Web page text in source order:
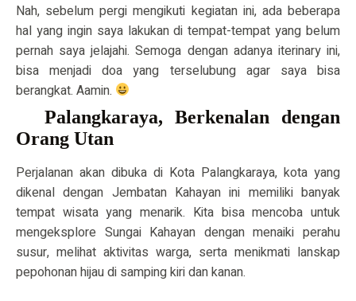
Nah, sebelum pergi mengikuti kegiatan ini, ada beberapa
hal yang ingin saya lakukan di tempat-tempat yang belum
pernah saya jelajahi. Semoga dengan adanya iterinary ini,
bisa menjadi doa yang terselubung agar saya bisa
berangkat. Aamin.
Berkenalan dengan
Orang Utan
Perjalanan akan dibuka di Kota Palangkaraya, kota yang
dikenal dengan Jembatan Kahayan ini memiliki banyak
tempat wisata yang menarik. Kita bisa mencoba untuk
mengeksplore Sungai Kahayan dengan menaiki perahu
susur, melihat aktivitas warga, serta menikmati lanskap
pepohonan hijau di samping kiri dan kanan.